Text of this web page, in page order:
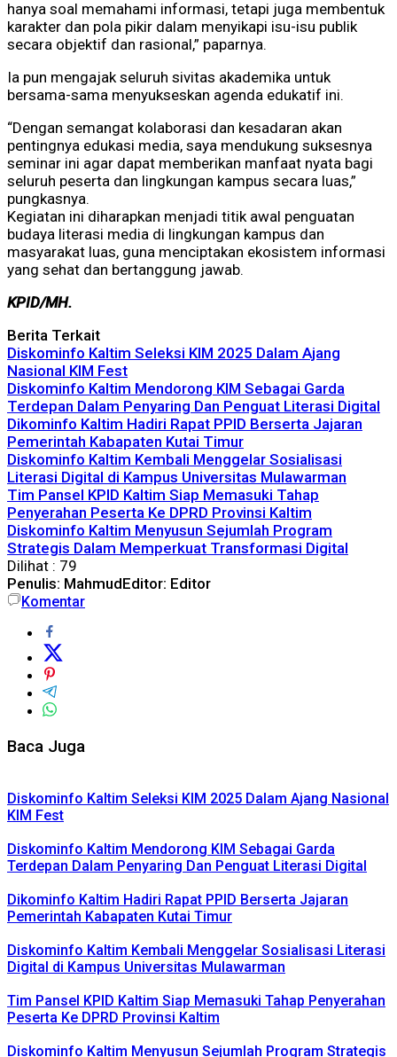
hanya soal memahami informasi, tetapi juga membentuk
karakter dan pola pikir dalam menyikapi isu-isu publik
secara objektif dan rasional,” paparnya.
Ia pun mengajak seluruh sivitas akademika untuk
bersama-sama menyukseskan agenda edukatif ini.
“Dengan semangat kolaborasi dan kesadaran akan
pentingnya edukasi media, saya mendukung suksesnya
seminar ini agar dapat memberikan manfaat nyata bagi
seluruh peserta dan lingkungan kampus secara luas,”
pungkasnya.
Kegiatan ini diharapkan menjadi titik awal penguatan
budaya literasi media di lingkungan kampus dan
masyarakat luas, guna menciptakan ekosistem informasi
yang sehat dan bertanggung jawab.
KPID/MH.
Berita Terkait
Diskominfo Kaltim Seleksi KIM 2025 Dalam Ajang
Nasional KIM Fest
Diskominfo Kaltim Mendorong KIM Sebagai Garda
Terdepan Dalam Penyaring Dan Penguat Literasi Digital
Dikominfo Kaltim Hadiri Rapat PPID Berserta Jajaran
Pemerintah Kabapaten Kutai Timur
Diskominfo Kaltim Kembali Menggelar Sosialisasi
Literasi Digital di Kampus Universitas Mulawarman
Tim Pansel KPID Kaltim Siap Memasuki Tahap
Penyerahan Peserta Ke DPRD Provinsi Kaltim
Diskominfo Kaltim Menyusun Sejumlah Program
Strategis Dalam Memperkuat Transformasi Digital
Dilihat : 79
Penulis: MahmudEditor: Editor
Komentar
Baca Juga
Diskominfo Kaltim Seleksi KIM 2025 Dalam Ajang Nasional
KIM Fest
Diskominfo Kaltim Mendorong KIM Sebagai Garda
Terdepan Dalam Penyaring Dan Penguat Literasi Digital
Dikominfo Kaltim Hadiri Rapat PPID Berserta Jajaran
Pemerintah Kabapaten Kutai Timur
Diskominfo Kaltim Kembali Menggelar Sosialisasi Literasi
Digital di Kampus Universitas Mulawarman
Tim Pansel KPID Kaltim Siap Memasuki Tahap Penyerahan
Peserta Ke DPRD Provinsi Kaltim
Diskominfo Kaltim Menyusun Sejumlah Program Strategis